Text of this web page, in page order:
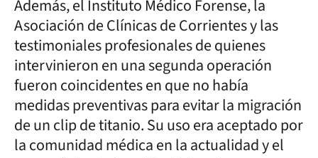
Además, el Instituto Médico Forense, la
Asociación de Clínicas de Corrientes y las
testimoniales profesionales de quienes
intervinieron en una segunda operación
fueron coincidentes en que no había
medidas preventivas para evitar la migración
de un clip de titanio. Su uso era aceptado por
la comunidad médica en la actualidad y el